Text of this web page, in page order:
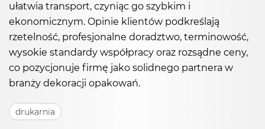
ułatwia transport, czyniąc go szybkim i
ekonomicznym. Opinie klientów podkreślają
rzetelność, profesjonalne doradztwo, terminowość,
wysokie standardy współpracy oraz rozsądne ceny,
co pozycjonuje firmę jako solidnego partnera w
branży dekoracji opakowań.
drukarnia